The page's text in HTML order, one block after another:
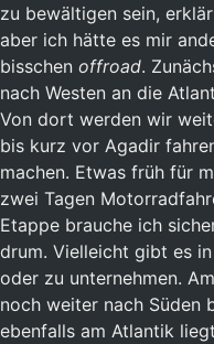
zu bewältigen sein,
aber ich hätte es mir
bisschen offroad.
nach Westen an die
Von dort werden wir
bis kurz vor Agadir
machen. Etwas früh für
zwei Tagen
Etappe brauche ich
drum. Vielleicht gibt es
oder zu unternehmen.
noch weiter nach Süden
ebenfalls am Atlantik